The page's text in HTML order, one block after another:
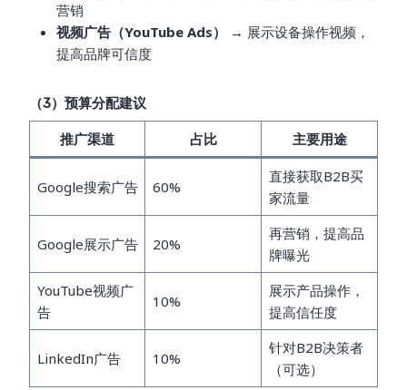
营销
视频广告（YouTube Ads）
→ 展示设备操作视频，
提高品牌可信度
（3）预算分配建议
推广渠道 占比 主要用途
Google搜索广告 60%
直接获取B2B买
家流量
Google展示广告 20%
再营销，提高品
牌曝光
YouTube视频广
告
10%
展示产品操作，
提高信任度
LinkedIn广告 10%
针对B2B决策者
（可选）